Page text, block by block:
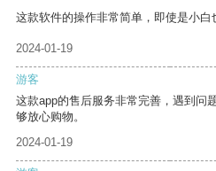
这款软件的操作非常简单，即使是小白
2024-01-19
游客
这款app的售后服务非常完善，遇到问
够放心购物。
2024-01-19